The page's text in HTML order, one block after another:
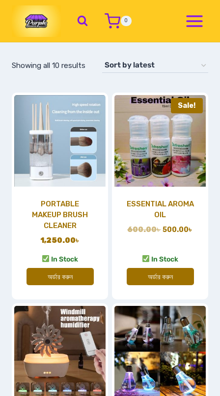
0
Showing all 10 results
PORTABLE
MAKEUP BRUSH
CLEANER
1,250.00৳
In Stock
অর্ডার করুন
Sale!
ESSENTIAL AROMA
OIL
600.00৳500.00৳
In Stock
অর্ডার করুন